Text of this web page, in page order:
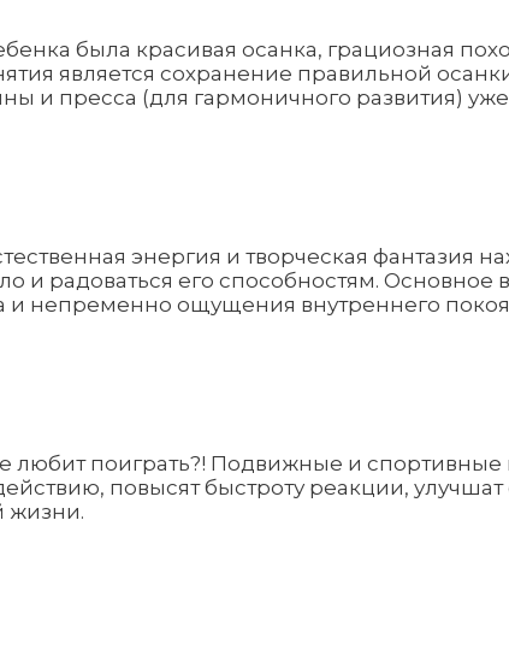
была красивая осанка, грациозная
является сохранение правильной
и пресса (для гармоничного развития)
энергия и творческая
и радоваться его способностям.
и непременно ощущения внутреннего
любит поиграть?! Подвижные и
повысят быстроту реакции,
жизни.